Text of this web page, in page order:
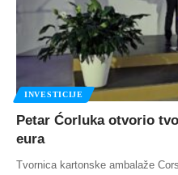
INVESTICIJE
Petar Ćorluka otvorio
eura
Tvornica kartonske ambalaže